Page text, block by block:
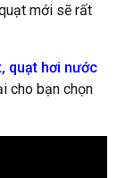
mới sẽ rất
quạt hơi nước
cho bạn chọn